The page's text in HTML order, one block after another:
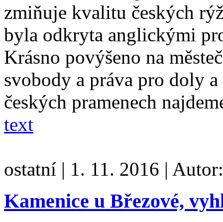
zmiňuje kvalitu českých
byla odkryta anglickými
Krásno povýšeno na
svobody a práva pro doly
českých pramenech
text
ostatní | 1. 11. 2016 |
Kamenice u Březové,